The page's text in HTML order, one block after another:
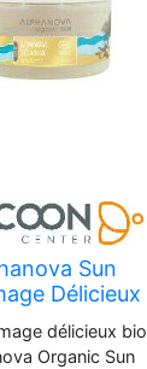
Sun
Délicieux
g - Pot 200
g
délicieux bio
Organic Sun